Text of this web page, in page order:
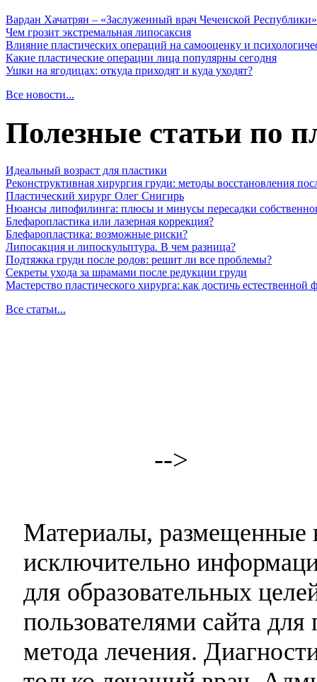
Вардан Хачатрян – «Заслуженный врач Чеченской Республики»
Чем грозит экстремальная липосаксия
Влияние пластических операций на самооценку и
Какие пластические операции лица популярны сегодня
Ушки на ягодицах: откуда приходят и куда уходят?
Все новости...
Полезные статьи по
Идеальный возраст для пластики
Реконструктивная хирургия груди: методы восстановления
Пластический хирург Олег Снигирь
Нюансы липофилинга: плюсы и минусы пересадки
Блефаропластика или лазерная коррекция?
Блефаропластика: возможные риски?
Липосакция и липоскульптура. В чем разница?
Подтяжка груди после родов: решит ли все проблемы?
Секреты ухода за шрамами после редукции груди
Мастерство пластического хирурга: как достичь
Все статьи...
-->
Материалы, размещенные
исключительно
для образовательных
пользователями сайта
метода лечения.